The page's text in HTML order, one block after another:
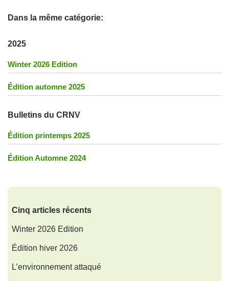
Dans la même catégorie:
2025
Winter 2026 Edition
Édition automne 2025
Bulletins du CRNV
Édition printemps 2025
Édition Automne 2024
Cinq articles récents
Winter 2026 Edition
Édition hiver 2026
L’environnement attaqué